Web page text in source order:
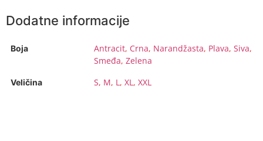
Dodatne informacije
Boja Antracit, Crna, Narandžasta, Plava, Siva,
Smeđa, Zelena
Veličina S, M, L , XL , XXL